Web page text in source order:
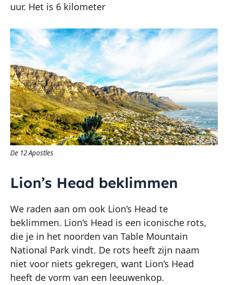
uur. Het is 6 kilometer
De 12 Apostles
Lion’s Head beklimmen
We raden aan om ook Lion’s Head te
beklimmen. Lion’s Head is een iconische rots,
die je in het noorden van Table Mountain
National Park vindt. De rots heeft zijn naam
niet voor niets gekregen, want Lion’s Head
heeft de vorm van een leeuwenkop.